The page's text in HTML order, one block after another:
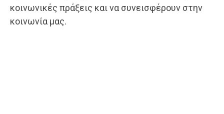
κοινωνικές πράξεις και να συνεισφέρουν στην
κοινωνία μας.